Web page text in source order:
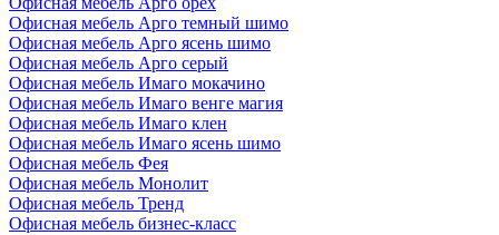
Офисная мебель Арго темный шимо
Офисная мебель Арго ясень шимо
Офисная мебель Арго серый
Офисная мебель Имаго мокачино
Офисная мебель Имаго венге магия
Офисная мебель Имаго клен
Офисная мебель Имаго ясень шимо
Офисная мебель Фея
Офисная мебель Монолит
Офисная мебель Тренд
Офисная мебель бизнес-класс